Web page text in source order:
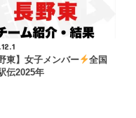
東】女子メンバー
全国
伝2025年